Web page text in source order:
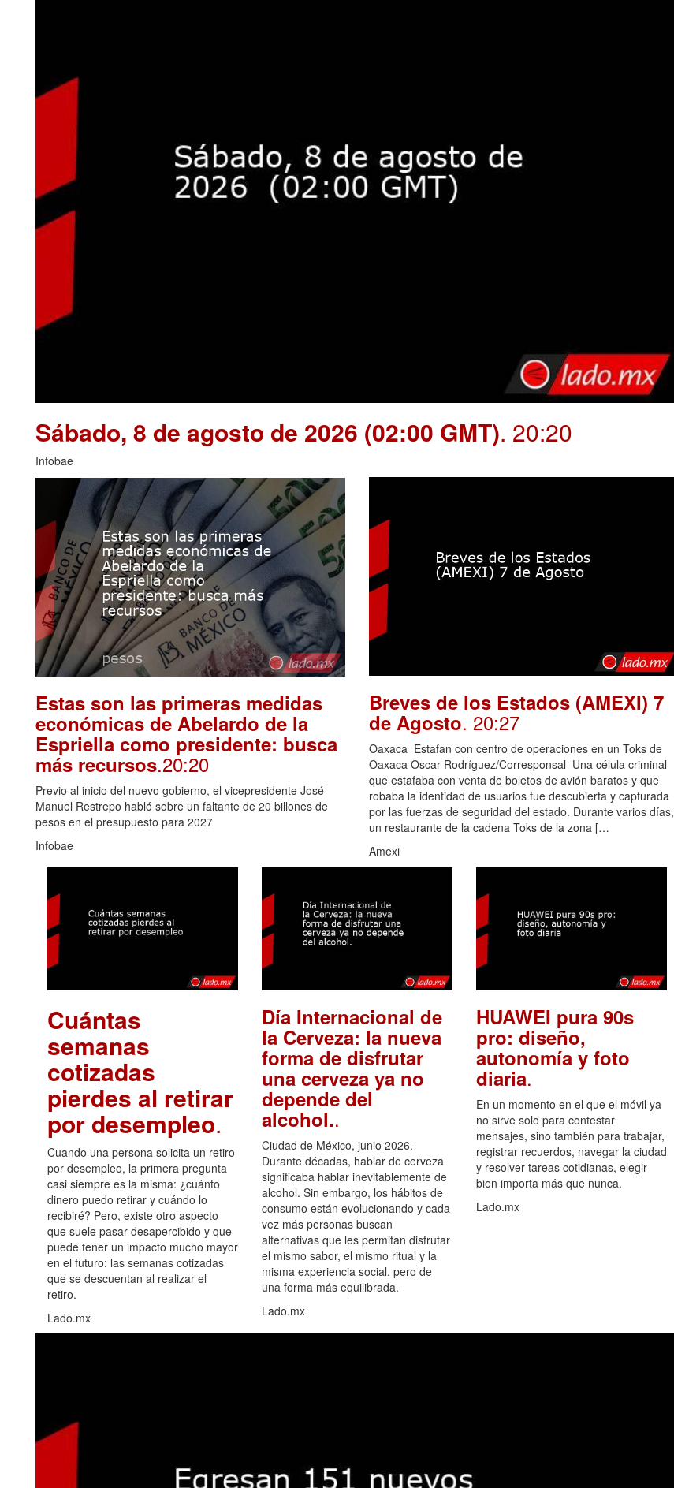
Sábado, 8 de agosto de 2026 (02:00 GMT). 20:20
Infobae
Estas son las primeras medidas
económicas de Abelardo de la
Espriella como presidente: busca
más recursos.20:20
Previo al inicio del nuevo gobierno, el vicepresidente José
Manuel Restrepo habló sobre un faltante de 20 billones de
pesos en el presupuesto para 2027
Infobae
Breves de los Estados (AMEXI) 7
de Agosto. 20:27
Oaxaca Estafan con centro de operaciones en un Toks de
Oaxaca Oscar Rodríguez/Corresponsal Una célula criminal
que estafaba con venta de boletos de avión baratos y que
robaba la identidad de usuarios fue descubierta y capturada
por las fuerzas de seguridad del estado. Durante varios días,
un restaurante de la cadena Toks de la zona […
Amexi
Cuántas
semanas
cotizadas
pierdes al retirar
por desempleo.
Cuando una persona solicita un retiro
por desempleo, la primera pregunta
casi siempre es la misma: ¿cuánto
dinero puedo retirar y cuándo lo
recibiré? Pero, existe otro aspecto
que suele pasar desapercibido y que
puede tener un impacto mucho mayor
en el futuro: las semanas cotizadas
que se descuentan al realizar el
retiro.
Lado.mx
Día Internacional de
la Cerveza: la nueva
forma de disfrutar
una cerveza ya no
depende del
alcohol..
Ciudad de México, junio 2026.-
Durante décadas, hablar de cerveza
significaba hablar inevitablemente de
alcohol. Sin embargo, los hábitos de
consumo están evolucionando y cada
vez más personas buscan
alternativas que les permitan disfrutar
el mismo sabor, el mismo ritual y la
misma experiencia social, pero de
una forma más equilibrada.
Lado.mx
HUAWEI pura 90s
pro: diseño,
autonomía y foto
diaria.
En un momento en el que el móvil ya
no sirve solo para contestar
mensajes, sino también para trabajar,
registrar recuerdos, navegar la ciudad
y resolver tareas cotidianas, elegir
bien importa más que nunca.
Lado.mx